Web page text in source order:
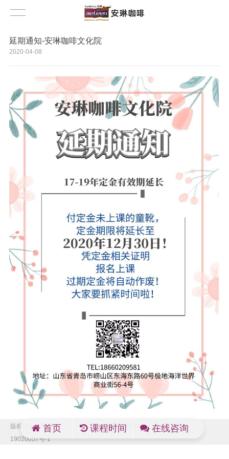
延期通知-安琳咖啡文化院
2020-04-08
版权所有:安琳咖啡
ICP备案号:鲁ICP备
19020057号-1
首页 课程时间 在线咨询